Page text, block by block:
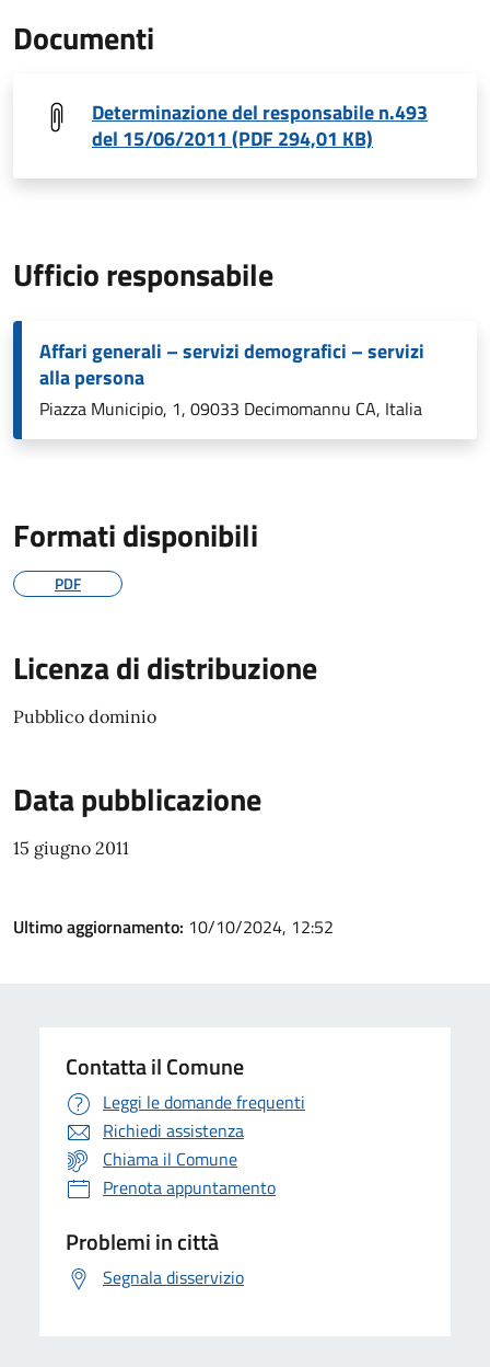
Documenti
Determinazione del responsabile n.493
del 15/06/2011 (PDF 294,01 KB)
Ufficio responsabile
Affari generali – servizi demografici – servizi
alla persona
Piazza Municipio, 1, 09033 Decimomannu CA, Italia
Formati disponibili
PDF
Licenza di distribuzione
Pubblico dominio
Data pubblicazione
15 giugno 2011
Ultimo aggiornamento: 10/10/2024, 12:52
Contatta il Comune
Leggi le domande frequenti
Richiedi assistenza
Chiama il Comune
Prenota appuntamento
Problemi in città
Segnala disservizio